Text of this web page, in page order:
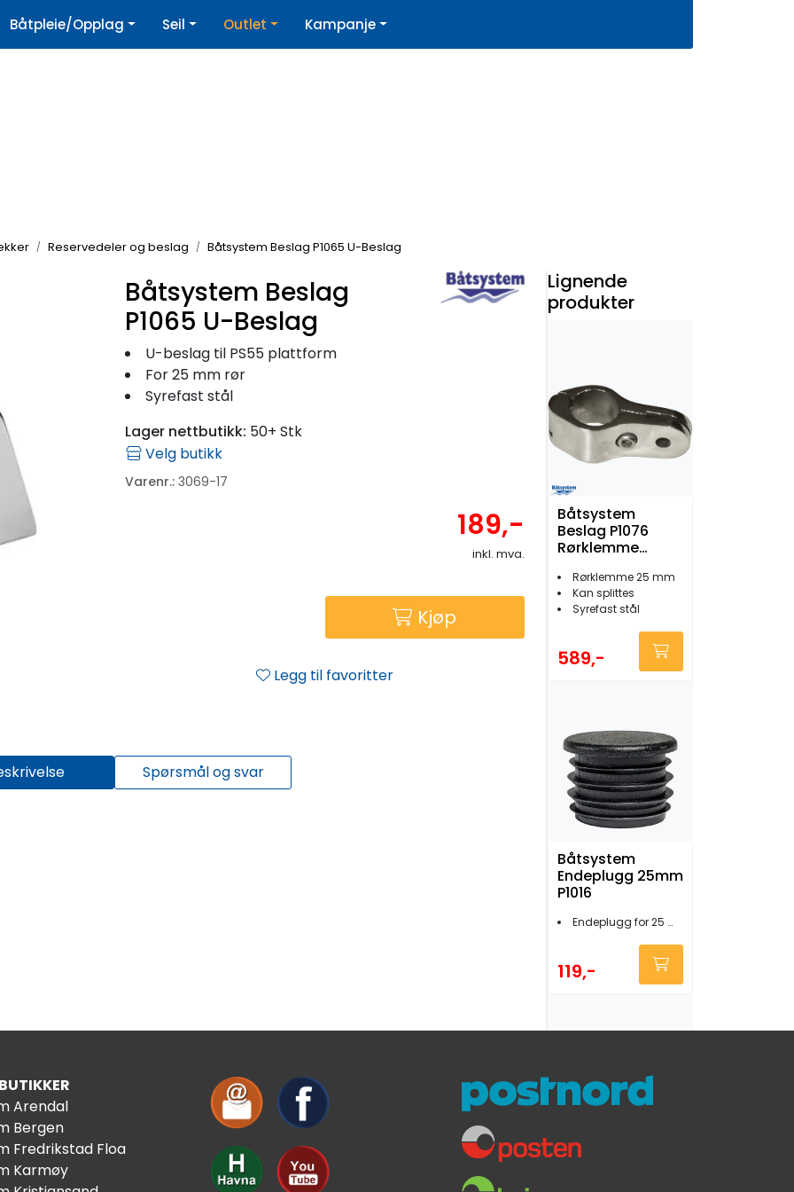
| Nyhetsbrev
Båtpleie/Opplag Seil Outlet Kampanje
Reservedeler og beslag Båtsystem Beslag P1065 U-Beslag
Båtsystem Beslag
P1065 U-Beslag
U-beslag til PS55 plattform
For 25 mm rør
Syrefast stål
Lager nettbutikk: 50+ Stk
Velg butikk
Varenr.: 3069-17
189,-
inkl. mva.
Kjøp
Legg til favoritter
Spørsmål og svar
Lignende
produkter
Båtsystem
Beslag P1076
Rørklemme
Rørklemme 25 mm
Kan splittes
Syrefast stål
589,-
Båtsystem
Endeplugg 25mm
P1016
Endeplugg for 25 mm rør
119,-
Arendal
Bergen
Fredrikstad Floa
Karmøy